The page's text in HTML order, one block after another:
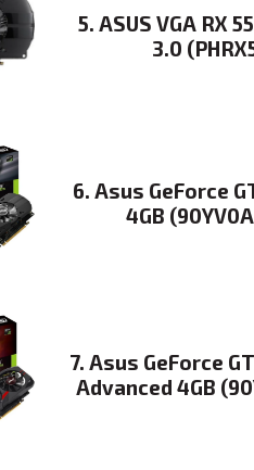
5. ASUS VGA RX
3.0
6. Asus GeForce
4GB
7. Asus GeForce
Advanced 4GB